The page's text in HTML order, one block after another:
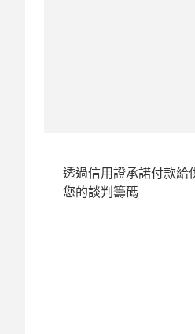
透過信用證承諾付款給
您的談判籌碼